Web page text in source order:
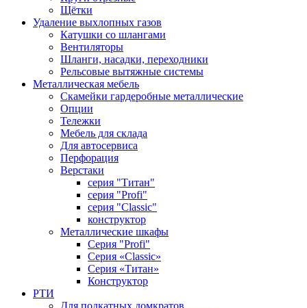
Щётки
Удаление выхлопных газов
Катушки со шлангами
Вентиляторы
Шланги, насадки, переходники
Рельсовые вытяжные системы
Металлическая мебель
Скамейки гардеробные металлические
Опции
Тележки
Мебель для склада
Для автосервиса
Перфорация
Верстаки
серия "Титан"
серия "Profi"
серия "Classic"
конструктор
Металлические шкафы
Серия "Profi"
Серия «Classic»
Серия «Титан»
Конструктор
РТИ